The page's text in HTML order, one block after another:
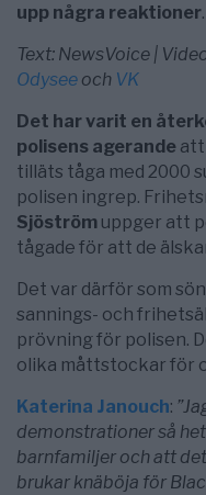
upp några reaktioner.
Text: NewsVoice |
Odysee och VK
Det har varit en
polisens agerande att
tilläts tåga med 2000
polisen ingrep.
Sjöström uppger att
tågade för att de
Det var därför som
sannings- och
prövning för polisen.
olika måttstockar för
Katerina Janouch:
demonstrationer så
barnfamiljer och att
brukar knäböja för